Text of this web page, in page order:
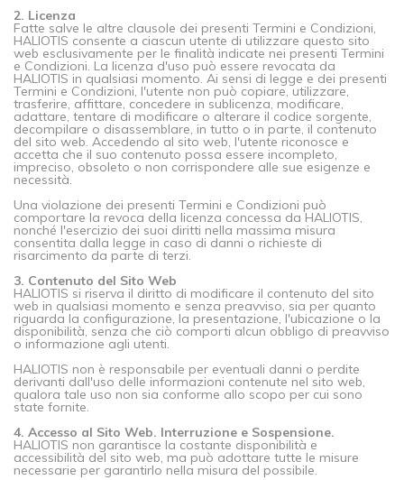
2. Licenza
Fatte salve le altre clausole dei presenti Termini e Condizioni,
HALIOTIS consente a ciascun utente di utilizzare questo sito
web esclusivamente per le finalità indicate nei presenti Termini
e Condizioni. La licenza d'uso può essere revocata da
HALIOTIS in qualsiasi momento. Ai sensi di legge e dei presenti
Termini e Condizioni, l'utente non può copiare, utilizzare,
trasferire, affittare, concedere in sublicenza, modificare,
adattare, tentare di modificare o alterare il codice sorgente,
decompilare o disassemblare, in tutto o in parte, il contenuto
del sito web. Accedendo al sito web, l'utente riconosce e
accetta che il suo contenuto possa essere incompleto,
impreciso, obsoleto o non corrispondere alle sue esigenze e
necessità.
Una violazione dei presenti Termini e Condizioni può
comportare la revoca della licenza concessa da HALIOTIS,
nonché l'esercizio dei suoi diritti nella massima misura
consentita dalla legge in caso di danni o richieste di
risarcimento da parte di terzi.
3. Contenuto del Sito Web
HALIOTIS si riserva il diritto di modificare il contenuto del sito
web in qualsiasi momento e senza preavviso, sia per quanto
riguarda la configurazione, la presentazione, l'ubicazione o la
disponibilità, senza che ciò comporti alcun obbligo di preavviso
o informazione agli utenti.
HALIOTIS non è responsabile per eventuali danni o perdite
derivanti dall'uso delle informazioni contenute nel sito web,
qualora tale uso non sia conforme allo scopo per cui sono
state fornite.
4. Accesso al Sito Web. Interruzione e Sospensione.
HALIOTIS non garantisce la costante disponibilità e
accessibilità del sito web, ma può adottare tutte le misure
necessarie per garantirlo nella misura del possibile.